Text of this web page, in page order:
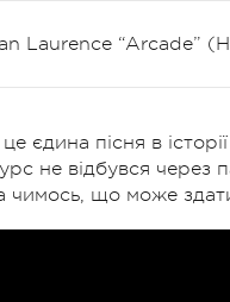
Laurence “Arcade”
єдина пісня в
не відбувся через
чимось, що може